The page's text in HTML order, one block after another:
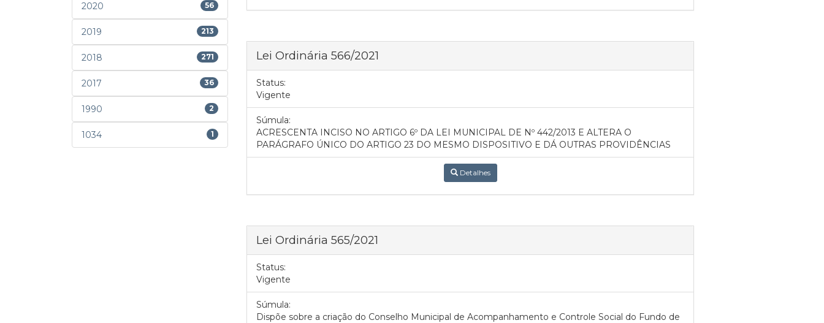
2020 56
2019 213
2018 271
2017 36
1990 2
1034 1
Lei Ordinária 566/2021
Status:
Vigente
Súmula:
ACRESCENTA INCISO NO ARTIGO 6º DA LEI MUNICIPAL DE Nº 442/2013 E ALTERA O
PARÁGRAFO ÚNICO DO ARTIGO 23 DO MESMO DISPOSITIVO E DÁ OUTRAS PROVIDÊNCIAS
Detalhes
Lei Ordinária 565/2021
Status:
Vigente
Súmula:
Dispõe sobre a criação do Conselho Municipal de Acompanhamento e Controle Social do Fundo de